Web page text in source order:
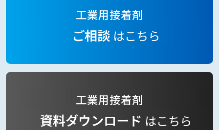
工業用接着剤
ご相談 はこちら
工業用接着剤
資料ダウンロード はこちら